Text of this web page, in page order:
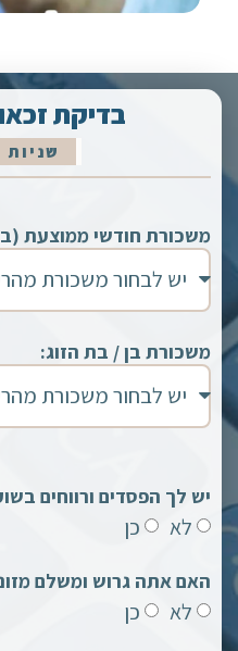
בדיקת
שניות
משכורת חודשי ממוצעת
משכורת בן / בת הזוג:
יש לך הפסדים ורווחים
לא כן
האם אתה גרוש ומשלם
לא כן